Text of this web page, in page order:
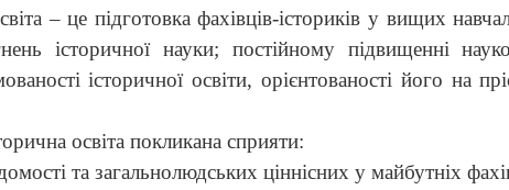
– це підготовка фахівців-істориків у вищих
історичної науки; постійному підвищенні
історичної освіти, орієнтованості його на
освіта покликана сприяти:
та загальнолюдських ціннісних у майбутніх